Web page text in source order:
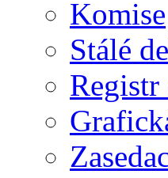
Komise
Stálé
Registr